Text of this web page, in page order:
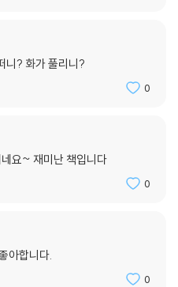
니? 화가 풀리니?
0
요~ 재미난 책입니다
0
아합니다.
0